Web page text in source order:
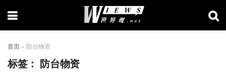
首页 » 防台物资
标签： 防台物资